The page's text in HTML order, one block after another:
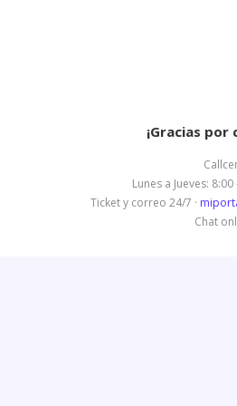
¡Gracias por
Lunes a Jueves:
Ticket y correo 24/7 ·
Chat